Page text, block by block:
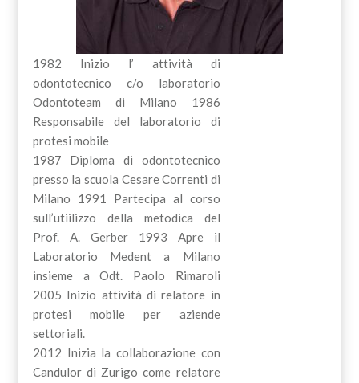
1982 Inizio l’ attività di
odontotecnico c/o laboratorio
Odontoteam di Milano 1986
Responsabile del laboratorio di
protesi mobile
1987 Diploma di odontotecnico
presso la scuola Cesare Correnti di
Milano 1991 Partecipa al corso
sull’utiilizzo della metodica del
Prof. A. Gerber 1993 Apre il
Laboratorio Medent a Milano
insieme a Odt. Paolo Rimaroli
2005 Inizio attività di relatore in
protesi mobile per aziende
settoriali.
2012 Inizia la collaborazione con
Candulor di Zurigo come relatore